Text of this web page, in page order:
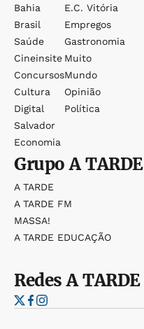
Bahia
Brasil
Saúde
Cineinsite
Concursos
Cultura
Digital
Salvador
Economia
E.c. Vitória
Empregos
Gastronomia
Muito
Mundo
Opinião
Política
GrupoA TARDE
A TARDE
A TARDE FM
MASSA!
A TARDE EDUCAÇÃO
RedesA TARDE